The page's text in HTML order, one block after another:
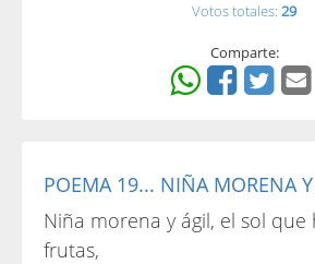
Votos totales: 29
Comparte:
POEMA 19... NIÑA MORENA
Niña morena y ágil, el sol que
frutas,